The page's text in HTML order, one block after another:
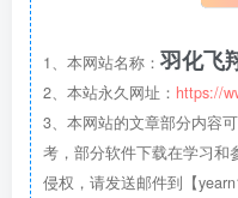
1、本网站名称： 羽化飞
2、本站永久网址： https://
3、本网站的文章部分内容
考，部分软件下载在学习和
侵权，请发送邮件到【